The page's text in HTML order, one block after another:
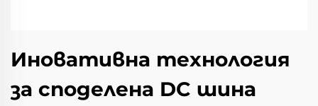
Иновативна технология
за споделена DC шина